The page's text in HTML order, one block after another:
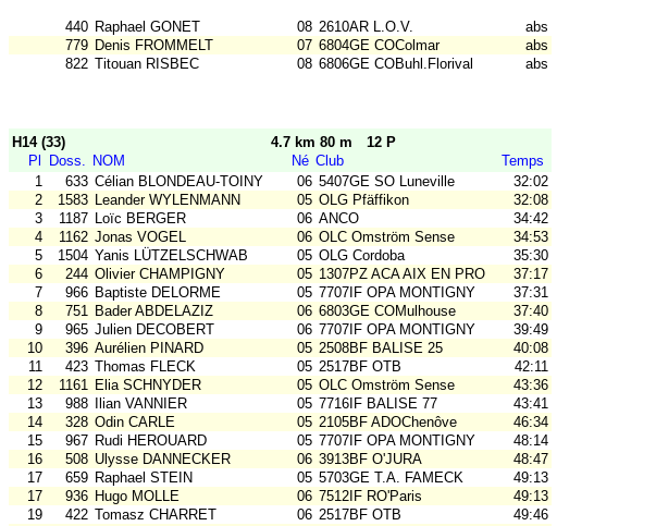
440 Raphael GONET 08 2610AR L.O.V.
abs
779 Denis FROMMELT 07 6804GE COColmar
abs
822 Titouan RISBEC 08 6806GE COBuhl.Florival abs
H14 (33) 4.7 km 80 m
12 P
Pl
Doss. NOM Né Club
Temps
1
633 Célian BLONDEAU-TOINY 06 5407GE SO Luneville
32:02
2
1583 Leander WYLENMANN 05 OLG Pfäffikon
32:08
3
1187 Loïc BERGER 06 ANCO
34:42
4
1162 Jonas VOGEL 06 OLC Omström Sense
34:53
5
1504 Yanis LÜTZELSCHWAB 05 OLG Cordoba
35:30
6
244 Olivier CHAMPIGNY 05 1307PZ ACA AIX EN PROV
37:17
7
966 Baptiste DELORME 05 7707IF OPA MONTIGNY
37:31
8
751 Bader ABDELAZIZ 06 6803GE COMulhouse
37:40
9
965 Julien DECOBERT 06 7707IF OPA MONTIGNY
39:49
10
396 Aurélien PINARD 05 2508BF BALISE 25
40:08
11
423 Thomas FLECK 05 2517BF OTB
42:11
12
1161 Elia SCHNYDER 05 OLC Omström Sense
43:36
13
988 Ilian VANNIER 05 7716IF BALISE 77
43:41
14
328 Odin CARLE 05 2105BF ADOChenôve
46:34
15
967 Rudi HEROUARD 05 7707IF OPA MONTIGNY
48:14
16
508 Ulysse DANNECKER 06 3913BF O'JURA
48:47
17
659 Raphael STEIN 05 5703GE T.A. FAMECK
49:13
17
936 Hugo MOLLE 06 7512IF RO'Paris
49:13
19
422 Tomasz CHARRET 06 2517BF OTB
49:46